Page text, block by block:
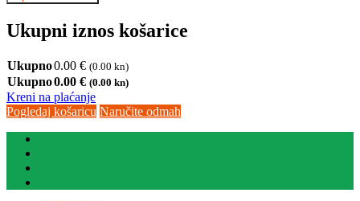
Ukupni iznos košarice
Ukupno0.00 € (0.00 kn)
Ukupno0.00 € (0.00 kn)
Kreni na plaćanje
Pogledaj košaricu Naručite odmah